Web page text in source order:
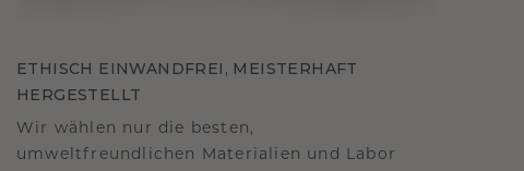
ETHISCH EINWANDFREI, MEISTERHAFT
HERGESTELLT
Wir wählen nur die besten,
umweltfreundlichen Materialien und Labor